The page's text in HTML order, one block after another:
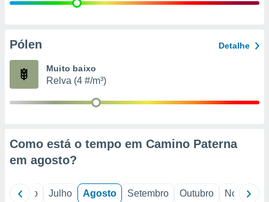
e
de
Pólen Detalhe
Muito baixo
Relva (4 #/m³)
Como está o tempo em Camino Paterna
em agosto?
Junho Julho Agosto Setembro Outubro Novembro